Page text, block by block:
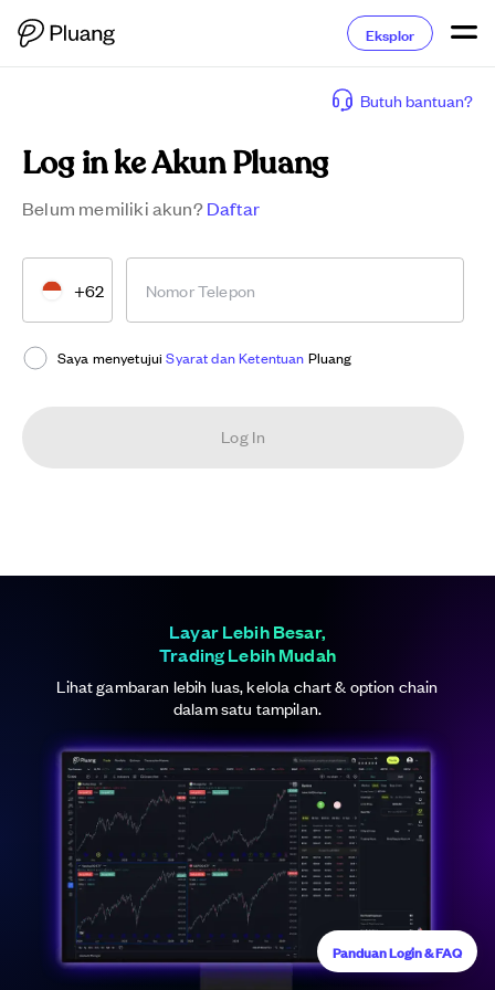
Eksplor
Layar Lebih Besar,
Trading Lebih Mudah
Lihat gambaran lebih luas, kelola chart & option chain
dalam satu tampilan.
Butuh bantuan?
Log in ke Akun Pluang
Belum memiliki akun?Daftar
+62 Nomor Telepon
Saya menyetujui Syarat dan Ketentuan Pluang
Log In
Panduan Login & FAQ